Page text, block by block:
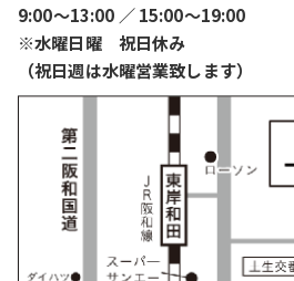
9:00〜13:00 ／ 15:00〜19:00
※水曜日曜 祝日休み
（祝日週は水曜営業致します）